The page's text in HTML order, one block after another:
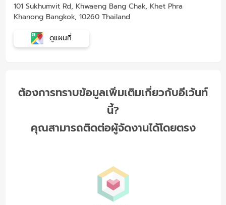
101 Sukhumvit Rd, Khwaeng Bang Chak, Khet Phra
Khanong Bangkok, 10260 Thailand
ดูแผนที่
ต้องการทราบข้อมูลเพิ่มเติมเกี่ยวกับอีเว้นท์
นี้?
คุณสามารถติดต่อผู้จัดงานได้โดยตรง